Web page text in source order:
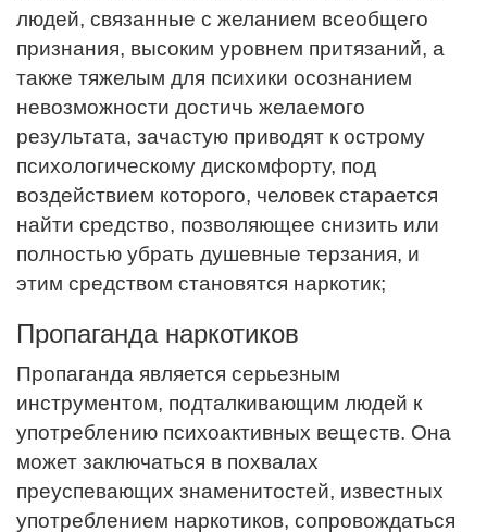
людей, связанные с желанием всеобщего
признания, высоким уровнем притязаний, а
также тяжелым для психики осознанием
невозможности достичь желаемого
результата, зачастую приводят к острому
психологическому дискомфорту, под
воздействием которого, человек старается
найти средство, позволяющее снизить или
полностью убрать душевные терзания, и
этим средством становятся наркотик;
Пропаганда наркотиков
Пропаганда является серьезным
инструментом, подталкивающим людей к
употреблению психоактивных веществ. Она
может заключаться в похвалах
преуспевающих знаменитостей, известных
употреблением наркотиков, сопровождаться